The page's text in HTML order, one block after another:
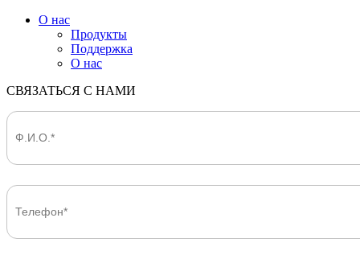
О нас
Продукты
Поддержка
О нас
СВЯЗАТЬСЯ С НАМИ